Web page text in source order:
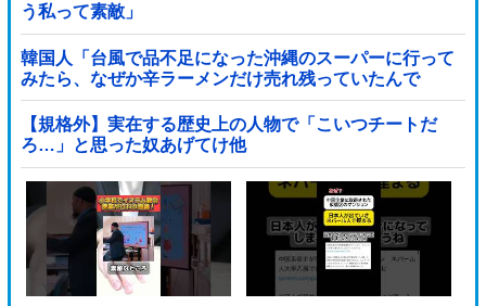
う私って素敵」
韓国人「台風で品不足になった沖縄のスーパーに行って
みたら、なぜか辛ラーメンだけ売れ残っていたんで
す…」
【規格外】実在する歴史上の人物で「こいつチートだ
ろ…」と思った奴あげてけ他